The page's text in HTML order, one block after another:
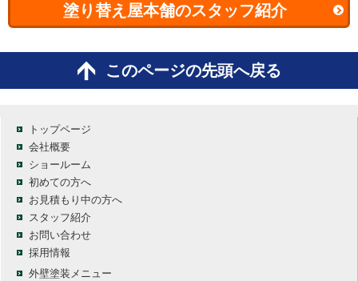
塗り替え屋本舗のスタッフ紹介
このページの先頭へ戻る
トップページ
会社概要
ショールーム
初めての方へ
お見積もり中の方へ
スタッフ紹介
お問い合わせ
採用情報
外壁塗装メニュー